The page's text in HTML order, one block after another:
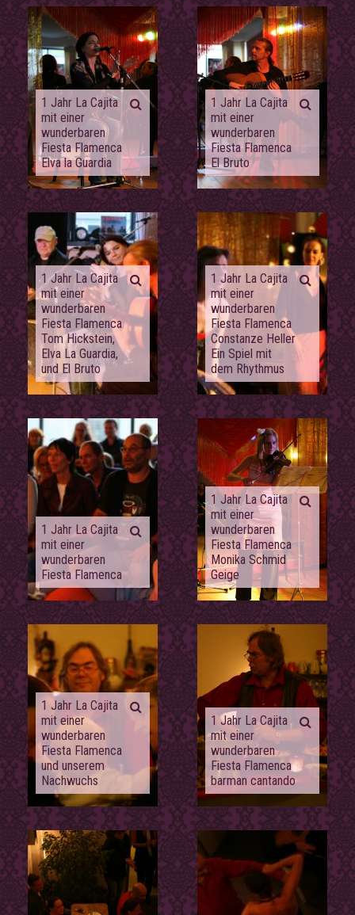
1 Jahr La Cajita
mit einer
wunderbaren
Fiesta Flamenca
Elva la Guardia
1 Jahr La Cajita
mit einer
wunderbaren
Fiesta Flamenca
El Bruto
1 Jahr La Cajita
mit einer
wunderbaren
Fiesta Flamenca
Tom Hickstein,
Elva La Guardia,
und El Bruto
1 Jahr La Cajita
mit einer
wunderbaren
Fiesta Flamenca
Constanze Heller
Ein Spiel mit
dem Rhythmus
1 Jahr La Cajita
mit einer
wunderbaren
Fiesta Flamenca
1 Jahr La Cajita
mit einer
wunderbaren
Fiesta Flamenca
Monika Schmid
Geige
1 Jahr La Cajita
mit einer
wunderbaren
Fiesta Flamenca
und unserem
Nachwuchs
1 Jahr La Cajita
mit einer
wunderbaren
Fiesta Flamenca
barman cantando